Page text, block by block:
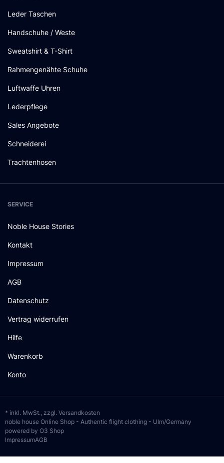
Leder Taschen
Handschuhe / Weste
Sweatshirt & T-Shirt
Rahmengenähte Schuhe
Luftwaffe Uhren
Lederpflege
Sales Angebote
Schneiderei
Trachtenhosen
SERVICE
Noble House Stories
Kontakt
Impressum
AGB
Datenschutz
Vertrag widerrufen
Hilfe
Warenkorb
Konto
* inkl. MwSt., zzgl. Versandkosten
noble house Online Shop - Authentic flight clothing - Ulm/Germany
powered by O3 Shop
ImpressumAGB